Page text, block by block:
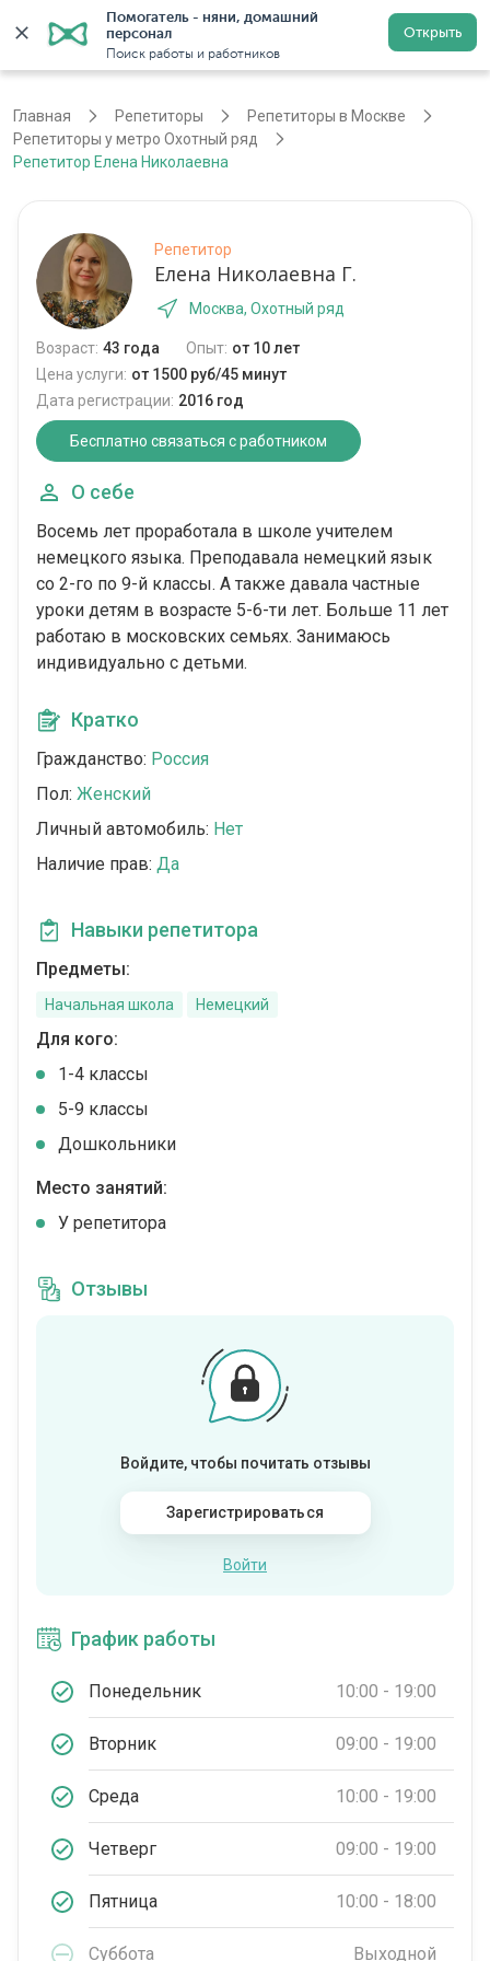
Помогатель - няни, домашний
персонал
Поиск работы и работников
Открыть
Регистрация
Главная Репетиторы
Репетиторы в Москве
Репетиторы у метро Охотный ряд
Репетитор Елена Николаевна
Репетитор
Елена Николаевна Г.
Москва, Охотный ряд
Возраст: 43 года Опыт: от 10 лет
Цена услуги: от 1500 руб/45 минут
Дата регистрации: 2016 год
Бесплатно связаться с работником
О себе
Восемь лет проработала в школе учителем
немецкого языка. Преподавала немецкий язык
со 2-го по 9-й классы. А также давала частные
уроки детям в возрасте 5-6-ти лет. Больше 11 лет
работаю в московских семьях. Занимаюсь
индивидуально с детьми.
Кратко
Гражданство: Россия
Пол: Женский
Личный автомобиль: Нет
Наличие прав: Да
Навыки репетитора
Предметы:
Начальная школа Немецкий
Для кого:
1-4 классы
5-9 классы
Дошкольники
Место занятий:
У репетитора
Отзывы
Войдите, чтобы почитать отзывы
Зарегистрироваться
Войти
График работы
Понедельник 10:00 - 19:00
Вторник 09:00 - 19:00
Среда 10:00 - 19:00
Четверг 09:00 - 19:00
Пятница 10:00 - 18:00
Суббота Выходной